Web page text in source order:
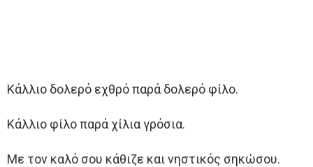
Κάλλιο δολερό εχθρό παρά δολερό φίλο.
Κάλλιο φίλο παρά χίλια γρόσια.
Με τον καλό σου κάθιζε και νηστικός σηκώσου.